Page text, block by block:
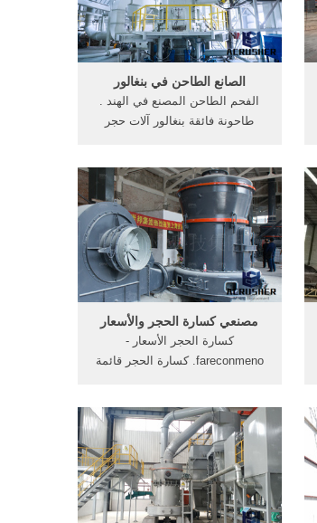
في وتم تأسيس مصنع كتل ...
الصانع الطاحن في بنغالور
الفحم الطاحن المصنع في الهند .
طاحونة فائقة بنغالور آلات حجر
الكرة في بنغالور suryaindia الكرة
مطحنة نوع م 9001800 المصنعين
في كسارة متنقلة .
مصنعي كسارة الحجر والأسعار
كسارة الحجر الأسعار -
fareconmeno. كسارة الحجر قائمة
فنادق بالقرب من ولاية غوجارات،
محدّث 2017,قائمة من الشركات
المصنعة محطم في,المصنعة كسارة
الفك في.